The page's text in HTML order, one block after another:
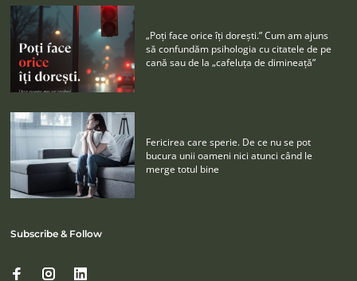
„Poţi face orice îţi doreşti.” Cum am ajuns
să confundăm psihologia cu citatele de pe
cană sau de la „cafeluţa de dimineaţă”
Fericirea care sperie. De ce nu se pot
bucura unii oameni nici atunci când le
merge totul bine
Subscribe & Follow